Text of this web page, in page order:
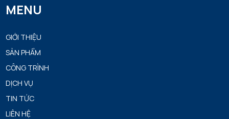
MENU
GIỚI THIỆU
SẢN PHẨM
CÔNG TRÌNH
DỊCH VỤ
TIN TỨC
LIÊN HỆ